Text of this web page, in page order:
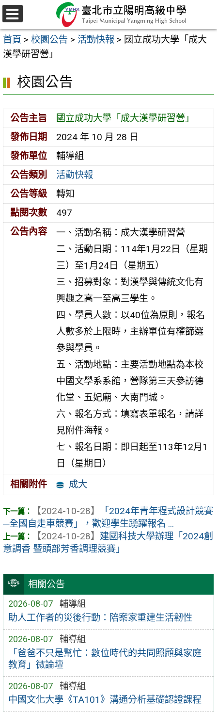
跳
至
主
要
容
區
選
單
首頁 > 校園公告 > 活動快報 > 國立成功大學「成大
漢學研習營」
相關公告
2026-08-07 輔導組
助人工作者的災後行動：陪案家重建生活韌性
2026-08-07 輔導組
「爸爸不只是幫忙：數位時代的共同照顧與家庭
教育」微論壇
2026-08-07 輔導組
中國文化大學《TA101》溝通分析基礎認證課程
校園公告
公告主旨
國立成功大學「成大漢學研習營」
發佈日期
2024 年 10 月 28 日
發佈單位
輔導組
公告類別
活動快報
公告等級
轉知
點閱次數
497
公告內容
一、活動名稱：成大漢學研習營
二、活動日期：114年1月22日（星期
三）至1月24日（星期五）
三、招募對象：對漢學與傳統文化有
興趣之高一至高三學生。
四、學員人數：以40位為原則，報名
人數多於上限時，主辦單位有權篩選
參與學員。
五、活動地點：主要活動地點為本校
中國文學系系館，營隊第三天參訪德
化堂、五妃廟、大南門城。
六、報名方式：填寫表單報名，請詳
見附件海報。
七、報名日期：即日起至113年12月1
日（星期日）
相關附件
成大
【2024-10-28】
「2024年青年程式設計競賽
─全國自走車競賽」，歡迎學生踴躍報名 ...
【2024-10-28】 建國科技大學辦理「2024創
意調香 暨頭部芳香調理競賽」